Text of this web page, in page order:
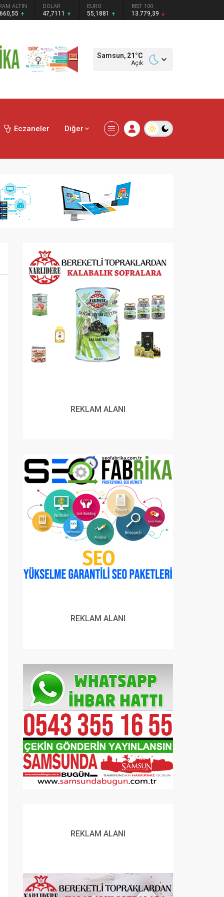
ALTIN DOLAR
47,7111
EURO
55,1881
BIST 100
13.779,39
Samsun, 21 °C
Açık
Eczaneler Diğer
REKLAM ALANI
REKLAM ALANI
REKLAM ALANI